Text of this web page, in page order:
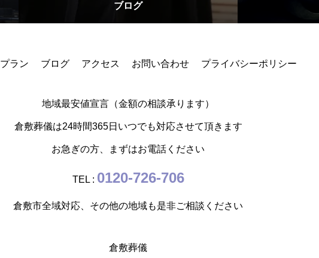
ブログ
プラン ブログ アクセス お問い合わせ プライバシーポリシー
地域最安値宣言（金額の相談承ります）
倉敷葬儀は24時間365日いつでも対応させて頂きます
お急ぎの方、まずはお電話ください
TEL : 0120-726-706
倉敷市全域対応、その他の地域も是非ご相談ください
倉敷葬儀